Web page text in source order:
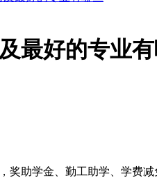
最好的专业
奖助学金、勤工助学、学费